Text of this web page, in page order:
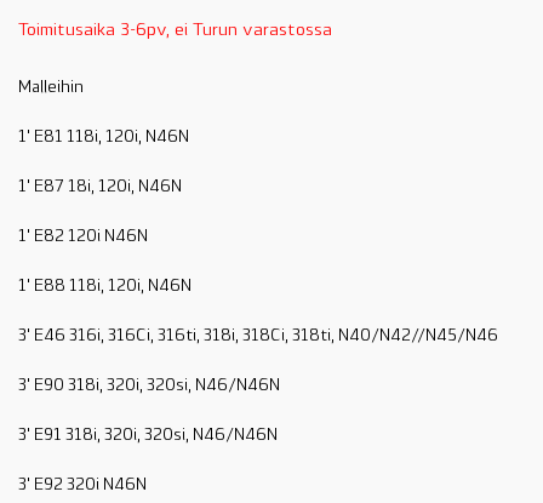
Toimitusaika 3-6pv, ei Turun varastossa
Malleihin
1' E81 118i, 120i, N46N
1' E87 18i, 120i, N46N
1' E82 120i N46N
1' E88 118i, 120i, N46N
3' E46 316i, 316Ci, 316ti, 318i, 318Ci, 318ti, N40/N42//N45/N46
3' E90 318i, 320i, 320si, N46/N46N
3' E91 318i, 320i, 320si, N46/N46N
3' E92 320i N46N